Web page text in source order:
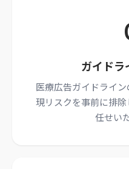
ガイドラ
医療広告ガイドライ
現リスクを事前に排
任せい